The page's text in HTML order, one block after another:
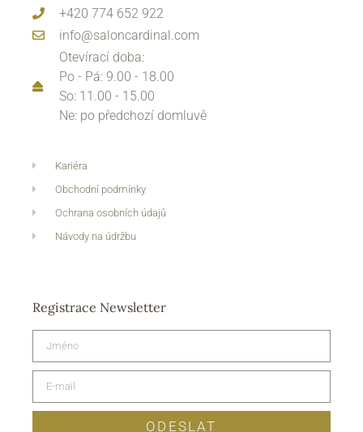
+420 774 652 922
info@saloncardinal.com
Otevírací doba:
Po - Pá: 9.00 - 18.00
So: 11.00 - 15.00
Ne: po předchozí domluvě
Kariéra
Obchodní podmínky
Ochrana osobních údajů
Návody na údržbu
Registrace Newsletter
ODESLAT